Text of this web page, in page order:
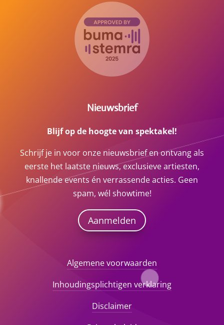
Nieuwsbrief
Blijf op de hoogte van spektakel!
Schrijf je in voor onze nieuwsbrief en ontvang als
eerste het laatste nieuws, exclusieve artiesten,
knallende events én verrassende acties. Geen
spam, wél showtime!
Aanmelden
Algemene voorwaarden
Inhoudingsplichtigen verklaring
Disclaimer